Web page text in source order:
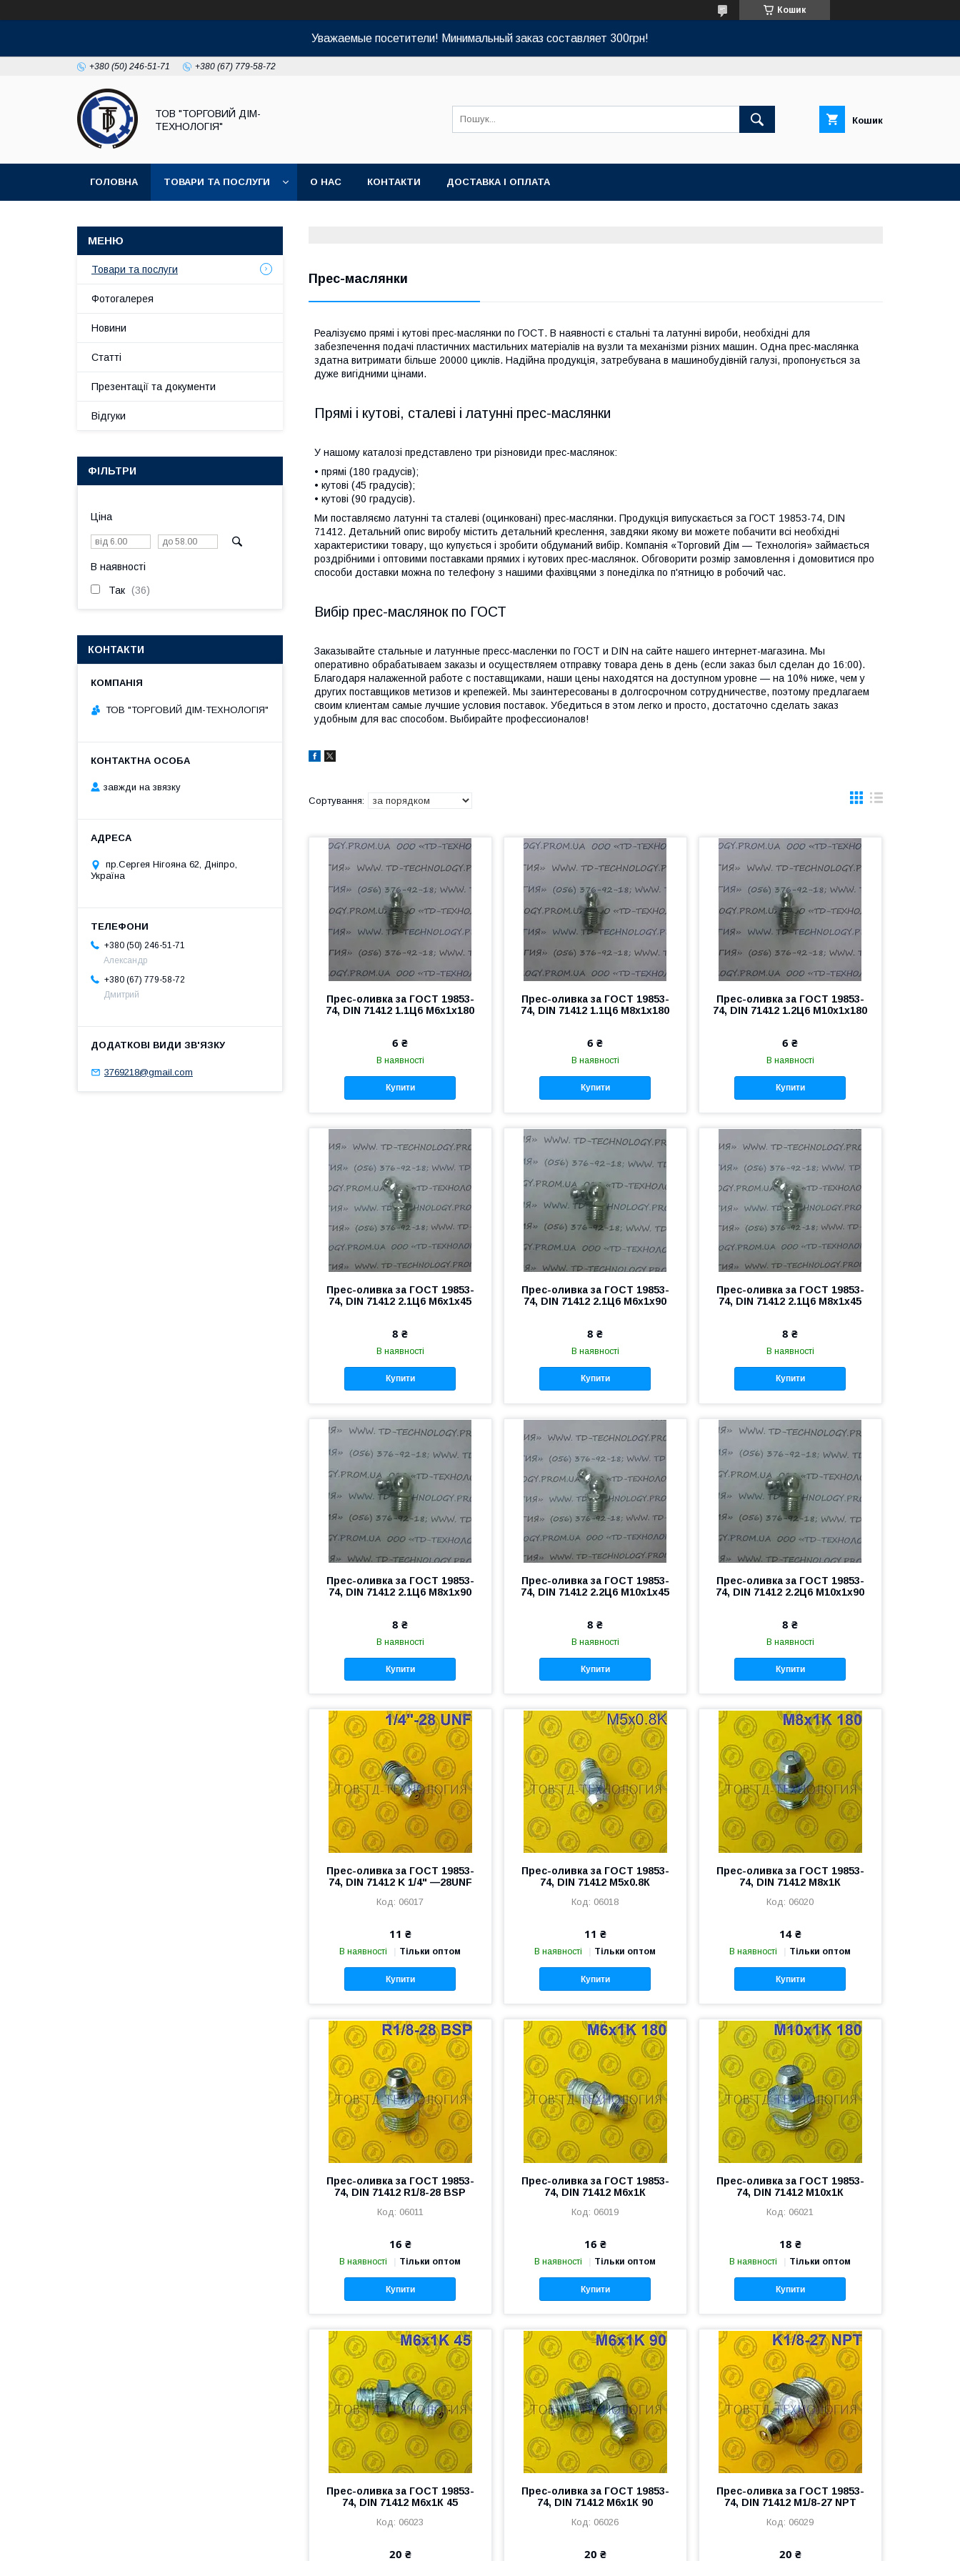
Кошик
Уважаемые посетители! Минимальный заказ составляет 300грн!
+380 (50) 246-51-71 +380 (67) 779-58-72
ТОВ "ТОРГОВИЙ ДІМ-
ТЕХНОЛОГІЯ"
Кошик
ГОЛОВНА ТОВАРИ ТА ПОСЛУГИ О НАС КОНТАКТИ ДОСТАВКА І ОПЛАТА
Прес-маслянки
Реалізуємо прямі і кутові прес-маслянки по ГОСТ. В наявності є стальні та латунні вироби, необхідні для
забезпечення подачі пластичних мастильних матеріалів на вузли та механізми різних машин. Одна прес-маслянка
здатна витримати більше 20000 циклів. Надійна продукція, затребувана в машинобудівній галузі, пропонується за
дуже вигідними цінами.
Прямі і кутові, сталеві і латунні прес-маслянки
У нашому каталозі представлено три різновиди прес-маслянок:
• прямі (180 градусів);
• кутові (45 градусів);
• кутові (90 градусів).
Ми поставляємо латунні та сталеві (оцинковані) прес-маслянки. Продукція випускається за ГОСТ 19853-74, DIN
71412. Детальний опис виробу містить детальний креслення, завдяки якому ви можете побачити всі необхідні
характеристики товару, що купується і зробити обдуманий вибір. Компанія «Торговий Дім — Технологія» займається
роздрібними і оптовими поставками прямих і кутових прес-маслянок. Обговорити розмір замовлення і домовитися про
способи доставки можна по телефону з нашими фахівцями з понеділка по п'ятницю в робочий час.
Вибір прес-маслянок по ГОСТ
Заказывайте стальные и латунные пресс-масленки по ГОСТ и DIN на сайте нашего интернет-магазина. Мы
оперативно обрабатываем заказы и осуществляем отправку товара день в день (если заказ был сделан до 16:00).
Благодаря налаженной работе с поставщиками, наши цены находятся на доступном уровне — на 10% ниже, чем у
других поставщиков метизов и крепежей. Мы заинтересованы в долгосрочном сотрудничестве, поэтому предлагаем
своим клиентам самые лучшие условия поставок. Убедиться в этом легко и просто, достаточно сделать заказ
удобным для вас способом. Выбирайте профессионалов!
Прес-оливка за ГОСТ 19853-
74, DIN 71412 1.1Ц6 М6х1х180
6 ₴
В наявності
Купити
Прес-оливка за ГОСТ 19853-
74, DIN 71412 1.1Ц6 М8х1х180
6 ₴
В наявності
Купити
Прес-оливка за ГОСТ 19853-
74, DIN 71412 1.2Ц6 М10х1х180
6 ₴
В наявності
Купити
Прес-оливка за ГОСТ 19853-
74, DIN 71412 2.1Ц6 М6х1х45
8 ₴
В наявності
Купити
Прес-оливка за ГОСТ 19853-
74, DIN 71412 2.1Ц6 М6х1х90
8 ₴
В наявності
Купити
Прес-оливка за ГОСТ 19853-
74, DIN 71412 2.1Ц6 М8х1х45
8 ₴
В наявності
Купити
Прес-оливка за ГОСТ 19853-
74, DIN 71412 2.1Ц6 М8х1х90
8 ₴
В наявності
Купити
Прес-оливка за ГОСТ 19853-
74, DIN 71412 2.2Ц6 М10х1х45
8 ₴
В наявності
Купити
Прес-оливка за ГОСТ 19853-
74, DIN 71412 2.2Ц6 М10х1х90
8 ₴
В наявності
Купити
Прес-оливка за ГОСТ 19853-
74, DIN 71412 K 1/4" —28UNF
06017
11 ₴
В наявності Тільки оптом
Купити
Прес-оливка за ГОСТ 19853-
74, DIN 71412 М5х0.8К
06018
11 ₴
В наявності Тільки оптом
Купити
Прес-оливка за ГОСТ 19853-
74, DIN 71412 М8х1К
06020
14 ₴
В наявності Тільки оптом
Купити
Прес-оливка за ГОСТ 19853-
74, DIN 71412 R1/8-28 BSP
06011
16 ₴
В наявності Тільки оптом
Купити
Прес-оливка за ГОСТ 19853-
74, DIN 71412 М6х1К
06019
16 ₴
В наявності Тільки оптом
Купити
Прес-оливка за ГОСТ 19853-
74, DIN 71412 М10х1К
06021
18 ₴
В наявності Тільки оптом
Купити
Прес-оливка за ГОСТ 19853-
74, DIN 71412 М6х1К 45
06023
20 ₴
Прес-оливка за ГОСТ 19853-
74, DIN 71412 М6х1К 90
06026
20 ₴
Прес-оливка за ГОСТ 19853-
74, DIN 71412 М1/8-27 NPT
06029
20 ₴
Товари та послуги
Фотогалерея
Новини
Статті
Презентації та документи
Відгуки
ФІЛЬТРИ
Ціна
В наявності
Так 36
КОНТАКТИ
ТОВ "ТОРГОВИЙ ДІМ-ТЕХНОЛОГІЯ"
завжди на звязку
пр.Сергея Нігояна 62, Дніпро,
Україна
+380 (50) 246-51-71
Александр
+380 (67) 779-58-72
Дмитрий
3769218@gmail.com